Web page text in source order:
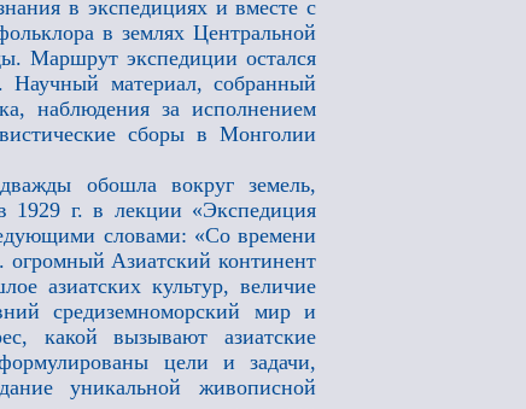
в экспедициях и вместе с
в землях Центральной
Маршрут экспедиции остался
материал, собранный
наблюдения за исполнением
сборы в Монголии
обошла вокруг земель,
г. в лекции «Экспедиция
словами: «Со времени
огромный Азиатский континент
азиатских культур, величие
средиземноморский мир и
какой вызывают азиатские
цели и задачи,
уникальной живописной